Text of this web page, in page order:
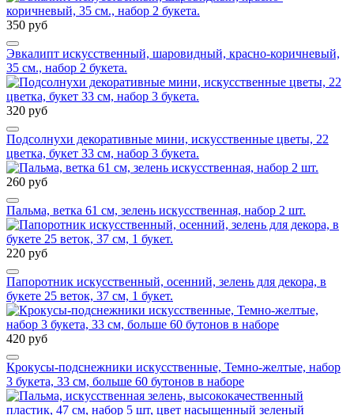
350 руб
Эвкалипт искусственный, шаровидный, красно-коричневый,
35 см., набор 2 букета.
320 руб
Подсолнухи декоративные мини, искусственные цветы, 22
цветка, букет 33 см, набор 3 букета.
260 руб
Пальма, ветка 61 см, зелень искусственная, набор 2 шт.
220 руб
Папоротник искусственный, осенний, зелень для декора, в
букете 25 веток, 37 см, 1 букет.
420 руб
Крокусы-подснежники искусственные, Темно-желтые, набор
3 букета, 33 см, больше 60 бутонов в наборе